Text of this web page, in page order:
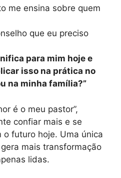
me ensina sobre quem
que eu preciso
para mim hoje e
isso na prática no
na minha família?”
é o meu pastor”,
confiar mais e se
o futuro hoje. Uma única
mais transformação
lidas.